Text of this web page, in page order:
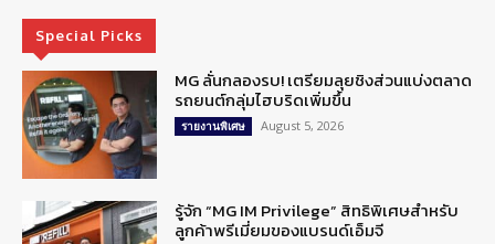
Special Picks
MG ลั่นกลองรบ! เตรียมลุยชิงส่วนแบ่งตลาด
รถยนต์กลุ่มไฮบริดเพิ่มขึ้น
รายงานพิเศษ August 5, 2026
รู้จัก “MG IM Privilege” สิทธิพิเศษสำหรับ
ลูกค้าพรีเมี่ยมของแบรนด์เอ็มจี